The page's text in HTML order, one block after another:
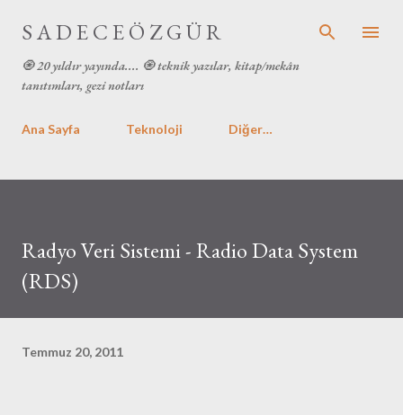
Ana içeriğe atla
S A D E C E Ö Z G Ü R
🧿 20 yıldır yayında.... 🧿 teknik yazılar, kitap/mekân
tanıtımları, gezi notları
Ana Sayfa Teknoloji Diğer…
Radyo Veri Sistemi - Radio Data System
(RDS)
Temmuz 20, 2011